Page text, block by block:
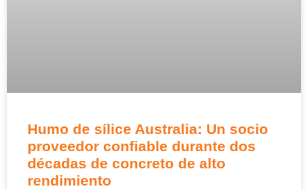
Humo de sílice Australia: Un socio
proveedor confiable durante dos
décadas de concreto de alto
rendimiento